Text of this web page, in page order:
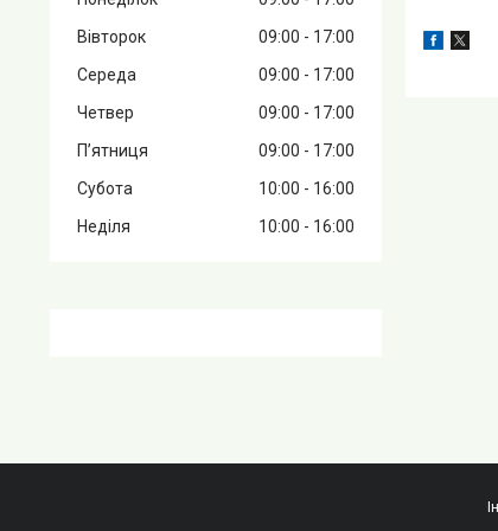
Вівторок
09:00
17:00
Середа
09:00
17:00
Четвер
09:00
17:00
Пʼятниця
09:00
17:00
Субота
10:00
16:00
Неділя
10:00 16:00